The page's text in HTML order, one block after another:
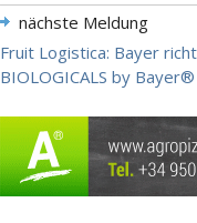
nächste Meldung
Fruit Logistica: Bayer
BIOLOGICALS by Bayer®